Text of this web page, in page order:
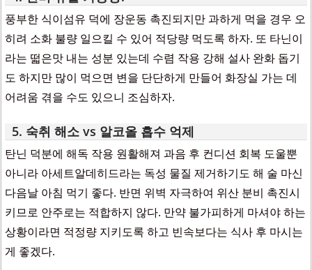
풍부한 식이섬유 덕에 장운동 촉진되지만 과하게 먹을 경우 오
히려 소화 불량 일으킬 수 있어 적당량 먹도록 하자. 또 타닌이
라는 떫은맛 내는 성분 있는데 수렴 작용 강해 설사 완화 돕기
도 하지만 많이 먹으면 변을 단단하게 만들어 화장실 가는 데
어려움 겪을 수도 있으니 조심하자.
5. 숙취 해소 vs 알코올 흡수 억제
탄닌 덕분에 해독 작용 원활해져 과음 후 컨디션 회복 도울뿐
아니라 아세트알데히드라는 독성 물질 제거하기도 해 술 마신
다음날 아침 먹기 좋다. 반면 위벽 자극하여 위산 분비 촉진시
키므로 안주로는 적합하지 않다. 만약 불가피하게 마셔야 하는
상황이라면 적정량 지키도록 하고 빈속보다는 식사 후 마시는
게 좋겠다.